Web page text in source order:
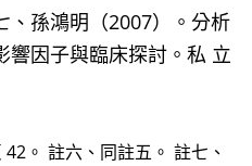
、孫鴻明（2007）。分析
響因子與臨床探討。私 立
。 註六、同註五。 註七、